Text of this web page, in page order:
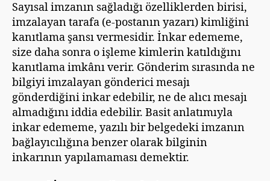
Sayısal imzanın sağladığı özelliklerden birisi,
imzalayan tarafa (e-postanın yazarı) kimliğini
kanıtlama şansı vermesidir. İnkar edememe,
size daha sonra o işleme kimlerin katıldığını
kanıtlama imkânı verir. Gönderim sırasında ne
bilgiyi imzalayan gönderici mesajı
gönderdiğini inkar edebilir, ne de alıcı mesajı
almadığını iddia edebilir. Basit anlatımıyla
inkar edememe, yazılı bir belgedeki imzanın
bağlayıcılığına benzer olarak bilginin
inkarının yapılamaması demektir.